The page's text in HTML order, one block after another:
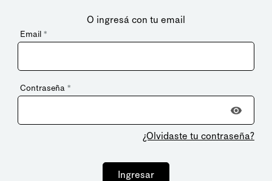
O ingresá con tu email
Email *
Contraseña *
¿Olvidaste tu contraseña?
Ingresar